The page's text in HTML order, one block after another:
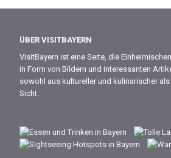
ÜBER VISITBAYERN
VisitBayern ist eine Seite, die
in Form von Bildern und interessanten
sowohl aus kultureller und kulinarischer
Sicht.